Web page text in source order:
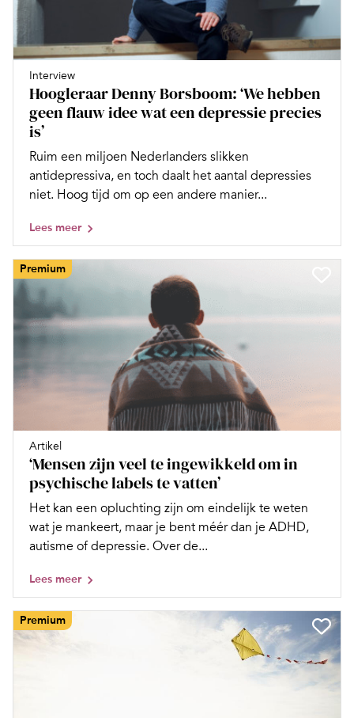
Interview
Hoogleraar Denny Borsboom: ‘We hebben
geen flauw idee wat een depressie precies
is’
Ruim een miljoen Nederlanders slikken
antidepressiva, en toch daalt het aantal depressies
niet. Hoog tijd om op een andere manier...
Lees meer
Premium
Artikel
‘Mensen zijn veel te ingewikkeld om in
psychische labels te vatten’
Het kan een opluchting zijn om eindelijk te weten
wat je mankeert, maar je bent méér dan je ADHD,
autisme of depressie. Over de...
Lees meer
Premium